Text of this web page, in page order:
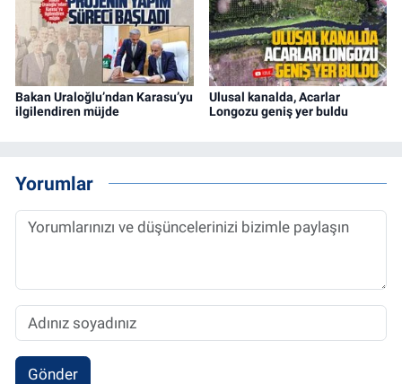
Bakan Uraloğlu’ndan Karasu’yu
ilgilendiren müjde
Ulusal kanalda, Acarlar
Longozu geniş yer buldu
Yorumlar
Gönder